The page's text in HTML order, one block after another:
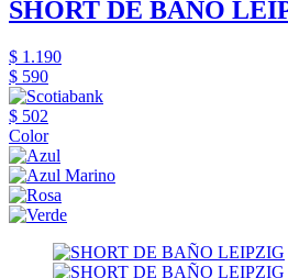
SHORT DE BAÑO
$ 1.190
$ 590
$ 502
Color